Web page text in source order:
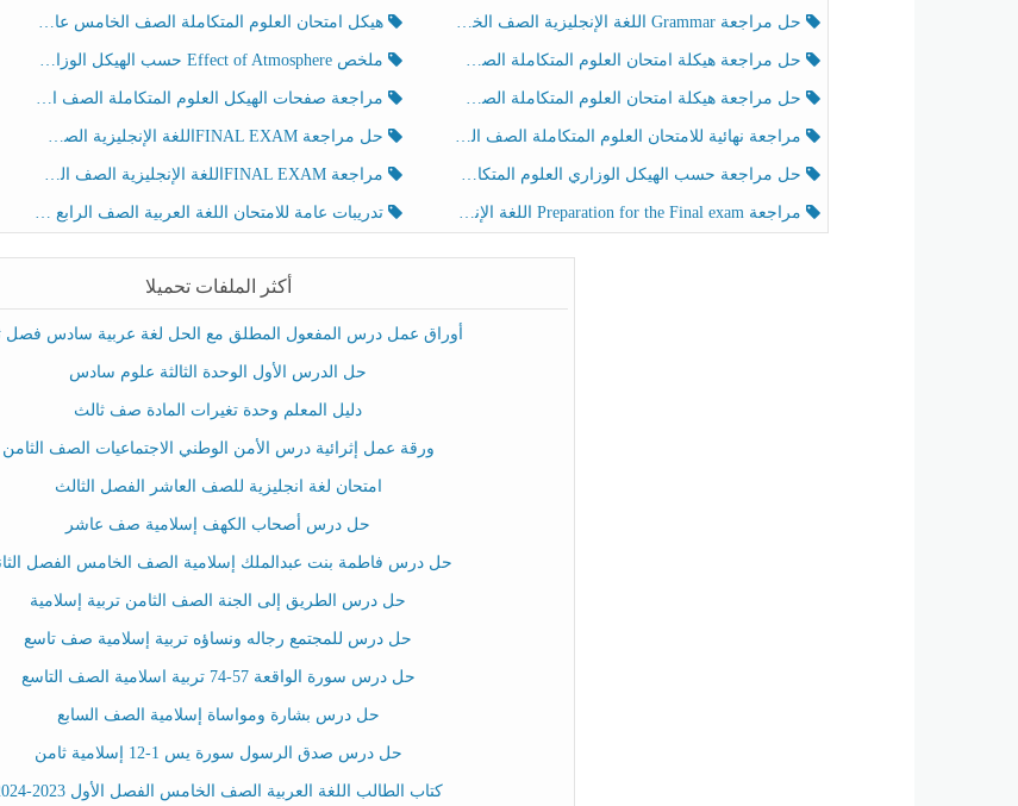
حل مراجعة Grammar اللغة الإنجليزية الصف الخامس الفصل الثالث هيكل امتحان العلوم المتكاملة الصف الخامس عام الفصل الدراسي الثالث 2025-2026
حل مراجعة هيكلة امتحان العلوم المتكاملة الصف الخامس انسبير الفصل الثالث ملخص Effect of Atmosphere حسب الهيكل الوزاري العلوم المتكاملة الصف الخامس انسبير الفصل الثالث
حل مراجعة هيكلة امتحان العلوم المتكاملة الصف الخامس عام الفصل الثالث مراجعة صفحات الهيكل العلوم المتكاملة الصف الخامس انسبير الفصل الثالث
مراجعة نهائية للامتحان العلوم المتكاملة الصف الخامس انسبير الفصل الثالث حل مراجعة FINAL EXAMاللغة الإنجليزية الصف الخامس الفصل الثالث
حل مراجعة حسب الهيكل الوزاري العلوم المتكاملة الصف الخامس عام الفصل الثالث مراجعة FINAL EXAMاللغة الإنجليزية الصف الخامس الفصل الثالث
مراجعة Preparation for the Final exam اللغة الإنجليزية الصف الرابع الفصل الثالث تدريبات عامة للامتحان اللغة العربية الصف الرابع الفصل الثالث
أكثر الملفات تحميلا
أوراق عمل درس المفعول المطلق مع الحل لغة عربية سادس فصل
حل الدرس الأول الوحدة الثالثة علوم سادس
دليل المعلم وحدة تغيرات المادة صف ثالث
ورقة عمل إثرائية درس الأمن الوطني الاجتماعيات الصف الثامن
امتحان لغة انجليزية للصف العاشر الفصل الثالث
حل درس أصحاب الكهف إسلامية صف عاشر
حل درس فاطمة بنت عبدالملك إسلامية الصف الخامس الفصل
حل درس الطريق إلى الجنة الصف الثامن تربية إسلامية
حل درس للمجتمع رجاله ونساؤه تربية إسلامية صف تاسع
حل درس سورة الواقعة 57-74 تربية اسلامية الصف التاسع
حل درس بشارة ومواساة إسلامية الصف السابع
حل درس صدق الرسول سورة يس 1-12 إسلامية ثامن
كتاب الطالب اللغة العربية الصف الخامس الفصل الأول 2023-2024